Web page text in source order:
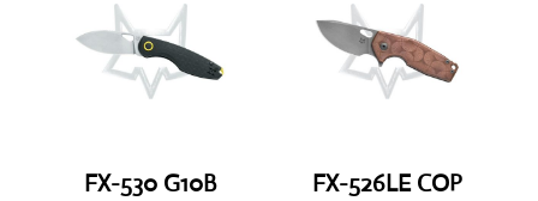
FX-530 G10B FX-526LE COP